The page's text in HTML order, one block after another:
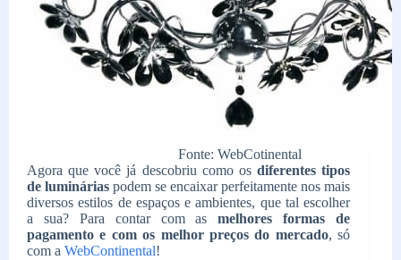
Fonte: WebCotinental
Agora que você já descobriu como os diferentes tipos
de luminárias podem se encaixar perfeitamente nos mais
diversos estilos de espaços e ambientes, que tal escolher
a sua? Para contar com asmelhores formas de
pagamento e com os melhor preços do mercado, só
com a WebContinental!